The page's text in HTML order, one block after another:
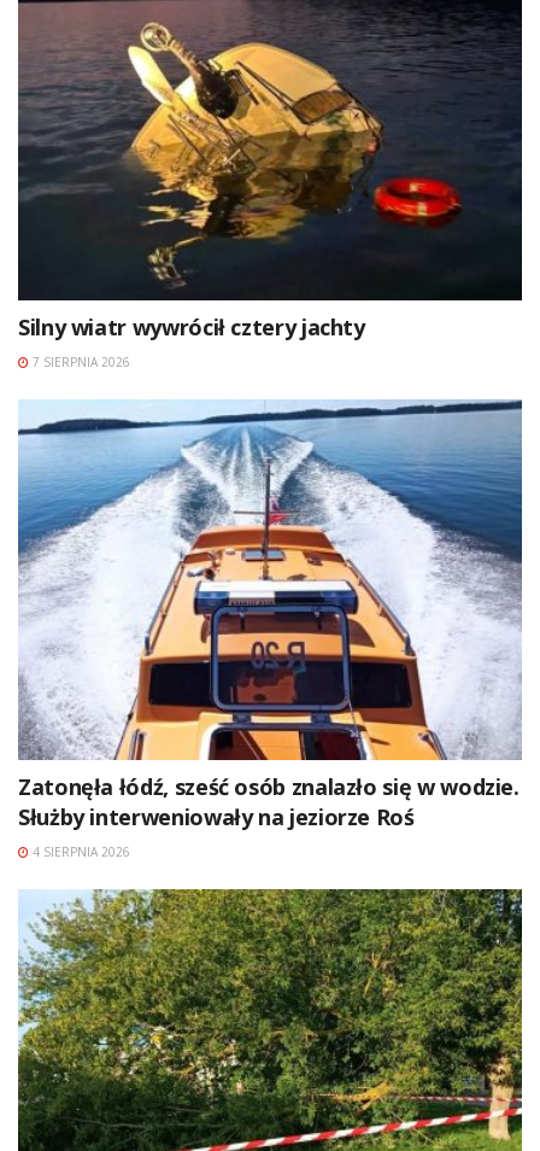
Silny wiatr wywrócił cztery jachty
7 SIERPNIA 2026
Zatonęła łódź, sześć osób znalazło się w wodzie.
Służby interweniowały na jeziorze Roś
4 SIERPNIA 2026